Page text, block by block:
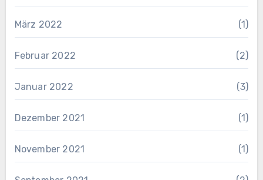
März 2022 (1)
Februar 2022 (2)
Januar 2022 (3)
Dezember 2021 (1)
November 2021 (1)